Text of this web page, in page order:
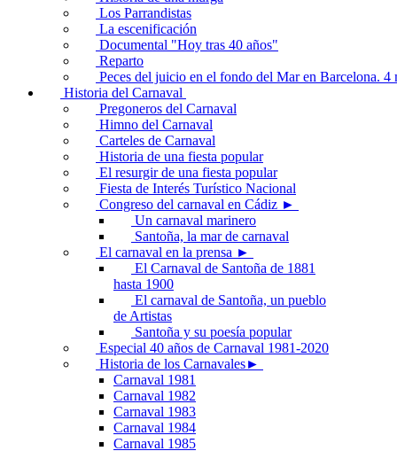
Los Parrandistas
La escenificación
Documental "Hoy tras 40 años"
Reparto
Peces del juicio en el fondo del Mar en Barcelona. 4
Historia del Carnaval
Pregoneros del Carnaval
Himno del Carnaval
Carteles de Carnaval
Historia de una fiesta popular
El resurgir de una fiesta popular
Fiesta de Interés Turístico Nacional
Congreso del carnaval en Cádiz ►
Un carnaval marinero
Santoña, la mar de carnaval
El carnaval en la prensa ►
El Carnaval de Santoña de 1881
hasta 1900
El carnaval de Santoña, un pueblo
de Artistas
Santoña y su poesía popular
Especial 40 años de Carnaval 1981-2020
Historia de los Carnavales►
Carnaval 1981
Carnaval 1982
Carnaval 1983
Carnaval 1984
Carnaval 1985